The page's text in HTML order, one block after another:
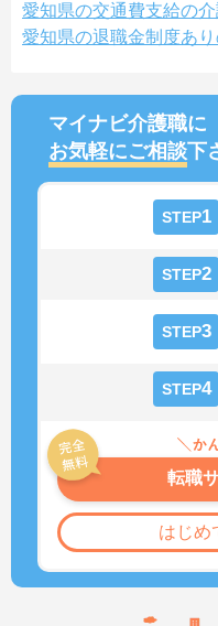
愛知県の交通費支給の
愛知県の退職金制度あ
マイナビ介護職に
お気軽にご相談下
STEP1
STEP2
STEP3
STEP4
転職
はじめ